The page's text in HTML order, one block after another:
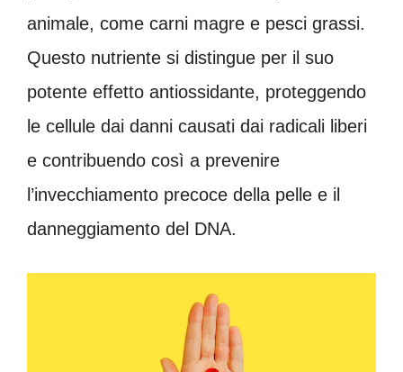
animale, come carni magre e pesci grassi.
Questo nutriente si distingue per il suo
potente effetto antiossidante, proteggendo
le cellule dai danni causati dai radicali liberi
e contribuendo così a prevenire
l’invecchiamento precoce della pelle e il
danneggiamento del DNA.